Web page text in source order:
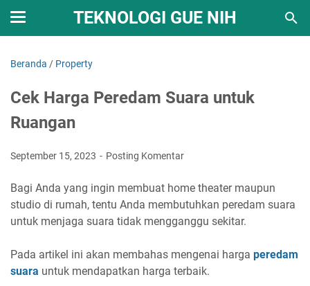
TEKNOLOGI GUE NIH
Beranda / Property
Cek Harga Peredam Suara untuk
Ruangan
September 15, 2023 Posting Komentar
Bagi Anda yang ingin membuat home theater maupun
studio di rumah, tentu Anda membutuhkan peredam suara
untuk menjaga suara tidak mengganggu sekitar.
Pada artikel ini akan membahas mengenai harga peredam
suara untuk mendapatkan harga terbaik.